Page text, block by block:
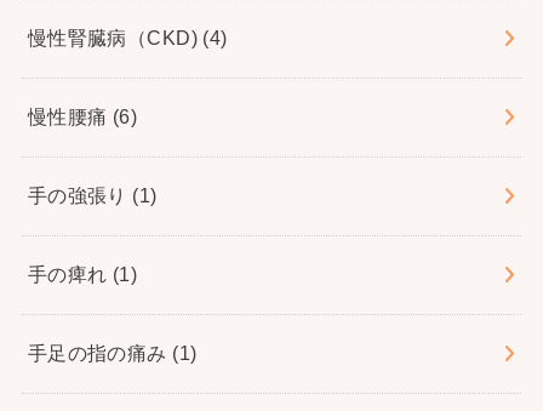
慢性腎臓病（CKD) (4)
慢性腰痛 (6)
手の強張り (1)
手の痺れ (1)
手足の指の痛み (1)